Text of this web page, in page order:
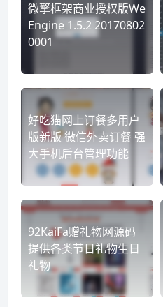
微擎框架商业授权版We
Engine 1.5.2 20170802
0001
好吃猫网上订餐多用户
版新版 微信外卖订餐 强
大手机后台管理功能
92KaiFa赠礼物网源码
提供各类节日礼物生日
礼物